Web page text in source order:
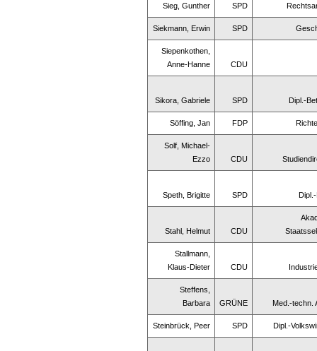
Sieg, Gunther SPD
Siekmann, Erwin SPD
Siepenkothen,
Anne-Hanne
CDU
Sikora, Gabriele SPD Dipl.-
Söffing, Jan FDP
Solf, Michael-
Ezzo
CDU
Speth, Brigitte SPD
Stahl, Helmut CDU
Stallmann,
Klaus-Dieter
CDU
Steffens,
Barbara
GRÜNE Med.-techn.
Steinbrück, Peer SPD Dipl.-